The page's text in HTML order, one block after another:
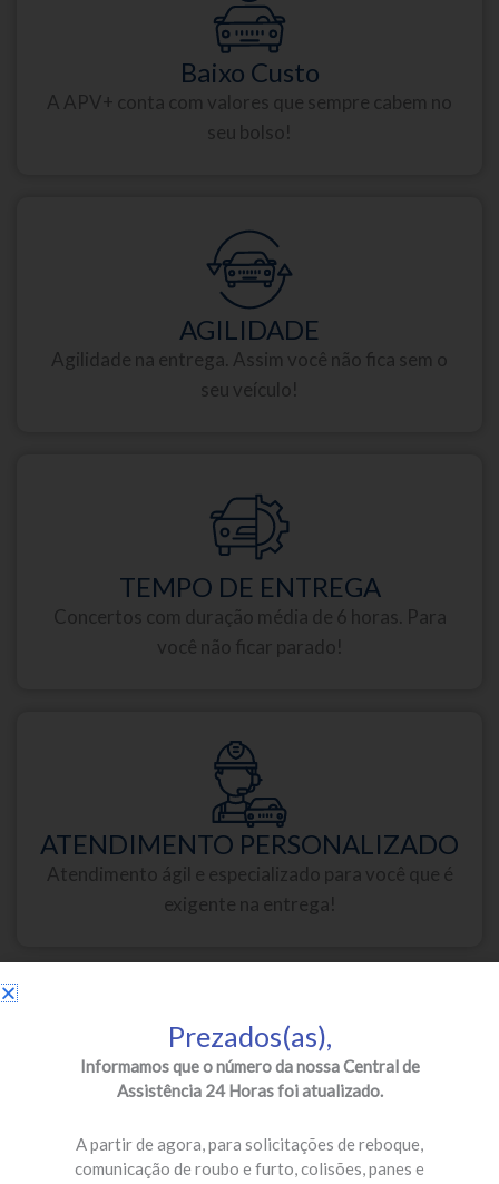
Baixo Custo
A APV+ conta com valores que sempre cabem no
seu bolso!
AGILIDADE
Agilidade na entrega. Assim você não fica sem o
seu veículo!
TEMPO DE ENTREGA
Concertos com duração média de 6 horas. Para
você não ficar parado!
ATENDIMENTO PERSONALIZADO
Atendimento ágil e especializado para você que é
exigente na entrega!
PARCEIROS DE PRIMEIRA
segurança!
Prezados(as),
Informamos que o número da nossa Central de
Assistência 24 Horas foi atualizado.
A partir de agora, para solicitações de reboque,
comunicação de roubo e furto, colisões, panes e